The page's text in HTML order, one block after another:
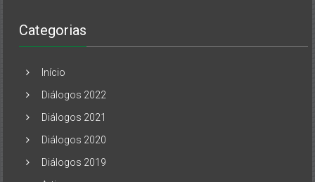
Categorias
Início
Diálogos 2022
Diálogos 2021
Diálogos 2020
Diálogos 2019